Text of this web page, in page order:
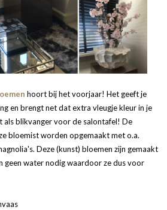
hoort bij het voorjaar! Het geeft je
en brengt net dat extra vleugje kleur in je
als blikvanger voor de salontafel! De
bloemist worden opgemaakt met o.a.
Deze (kunst) bloemen zijn gemaakt
geen water nodig waardoor ze dus voor